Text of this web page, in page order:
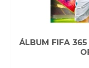
ÁLBUM FIFA